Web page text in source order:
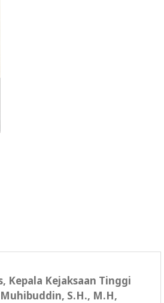
Kepala Kejaksaan Tinggi
S.H., M.H,